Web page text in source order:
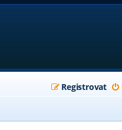
Registrovat